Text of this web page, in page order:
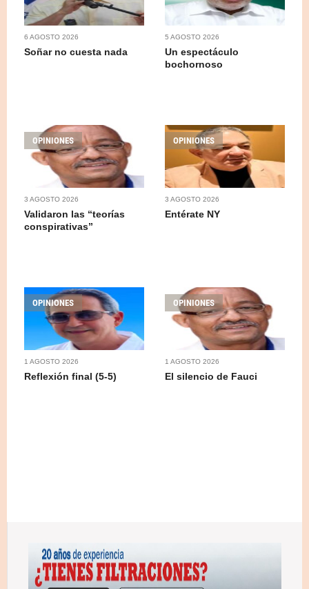
6 AGOSTO 2026
Soñar no cuesta nada
5 AGOSTO 2026
Un espectáculo
bochornoso
OPINIONES
3 AGOSTO 2026
Validaron las “teorías
conspirativas”
OPINIONES
3 AGOSTO 2026
Entérate NY
OPINIONES
1 AGOSTO 2026
Reflexión final (5-5)
OPINIONES
1 AGOSTO 2026
El silencio de Fauci